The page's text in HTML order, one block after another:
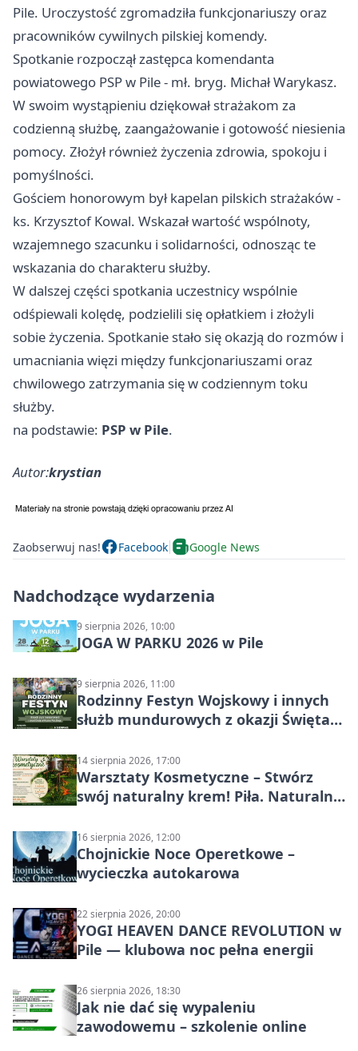
Pile. Uroczystość zgromadziła funkcjonariuszy oraz
pracowników cywilnych pilskiej komendy.
Spotkanie rozpoczął zastępca komendanta
powiatowego PSP w Pile - mł. bryg. Michał Warykasz.
W swoim wystąpieniu dziękował strażakom za
codzienną służbę, zaangażowanie i gotowość niesienia
pomocy. Złożył również życzenia zdrowia, spokoju i
pomyślności.
Gościem honorowym był kapelan pilskich strażaków -
ks. Krzysztof Kowal. Wskazał wartość wspólnoty,
wzajemnego szacunku i solidarności, odnosząc te
wskazania do charakteru służby.
W dalszej części spotkania uczestnicy wspólnie
odśpiewali kolędę, podzielili się opłatkiem i złożyli
sobie życzenia. Spotkanie stało się okazją do rozmów i
umacniania więzi między funkcjonariuszami oraz
chwilowego zatrzymania się w codziennym toku
służby.
na podstawie: PSP w Pile.
Autor:krystian
Zaobserwuj nas! Facebook Google News
Nadchodzące wydarzenia
9 sierpnia 2026, 10:00
JOGA W PARKU 2026 w Pile
9 sierpnia 2026, 11:00
Rodzinny Festyn Wojskowy i innych
służb mundurowych z okazji Święta
14 sierpnia 2026, 17:00
Warsztaty Kosmetyczne – Stwórz
swój naturalny krem! Piła. Naturalna
16 sierpnia 2026, 12:00
Chojnickie Noce Operetkowe –
wycieczka autokarowa
22 sierpnia 2026, 20:00
YOGI HEAVEN DANCE REVOLUTION w
Pile — klubowa noc pełna energii
26 sierpnia 2026, 18:30
Jak nie dać się wypaleniu
zawodowemu – szkolenie online